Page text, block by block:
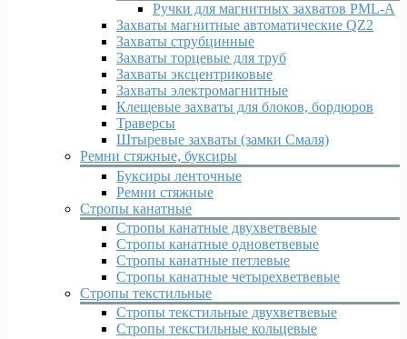
Ручки для магнитных захватов PML-A
Захваты магнитные автоматические QZ2
Захваты струбцинные
Захваты торцевые для труб
Захваты эксцентриковые
Захваты электромагнитные
Клещевые захваты для блоков, бордюров
Траверсы
Штыревые захваты (замки Смаля)
Ремни стяжные, буксиры
Буксиры ленточные
Ремни стяжные
Стропы канатные
Стропы канатные двухветвевые
Стропы канатные одноветвевые
Стропы канатные петлевые
Стропы канатные четырехветвевые
Стропы текстильные
Стропы текстильные двухветвевые
Стропы текстильные кольцевые